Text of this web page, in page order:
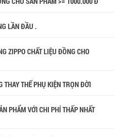
LẦN ĐẦU .
ZIPPO CHẤT LIỆU ĐỒNG CHO
THAY THẾ PHỤ KIỆN TRỌN ĐỜI
PHẨM VỚI CHI PHÍ THẤP NHẤT